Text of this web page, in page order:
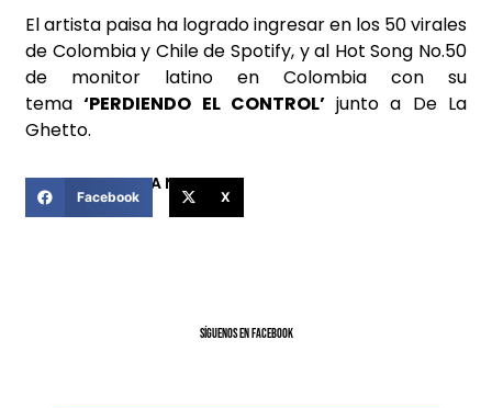
El artista paisa ha logrado ingresar en los 50 virales
de Colombia y Chile de Spotify, y al Hot Song No.50
de monitor latino en Colombia con su
tema‘PERDIENDO EL CONTROL’junto a De La
Ghetto.
COMPARTIR ESTA NOTICIA
Facebook X
SíGUENOS EN FACEBOOK